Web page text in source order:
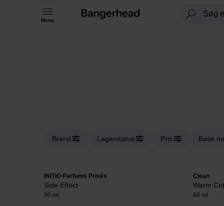
Menu
Brand Lagerstatus Pris Base
INITIO Parfums Privés
Side Effect
90 ml
Clean
Warm
60 ml